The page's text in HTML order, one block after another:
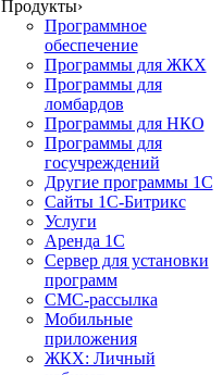
Продукты›
Программное
обеспечение
Программы для ЖКХ
Программы для
ломбардов
Программы для НКО
Программы для
госучреждений
Другие программы 1С
Сайты 1С-Битрикс
Услуги
Аренда 1С
Сервер для установки
программ
СМС-рассылка
Мобильные
приложения
ЖКХ: Личный